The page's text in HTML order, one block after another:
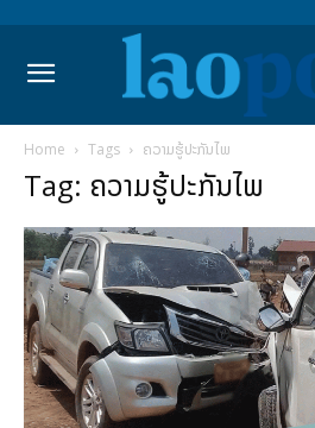
Home Tags ຄວາມຮູ້ປະກັນໄພ
Tag: ຄວາມຮູ້ປະກັນໄພ